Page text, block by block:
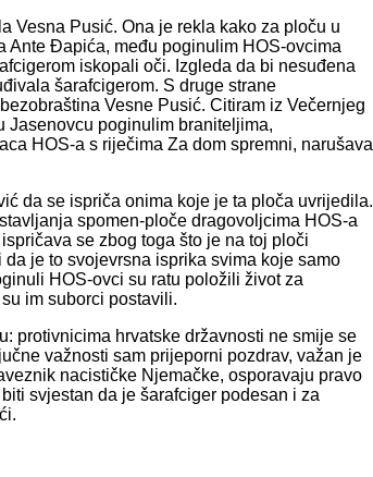
Vesna Pusić. Ona je rekla kako za ploču u
Ante Đapića, među poginulim HOS-ovcima
iskopali oči. Izgleda da bi nesuđena
šarafcigerom. S druge strane
Vesne Pusić. Citiram iz Večernjeg
Jasenovcu poginulim braniteljima,
HOS-a s riječima Za dom spremni, narušava
da se ispriča onima koje je ta ploča uvrijedila.
spomen-ploče dragovoljcima HOS-a
se zbog toga što je na toj ploči
je to svojevrsna isprika svima koje samo
HOS-ovci su ratu položili život za
im suborci postavili.
protivnicima hrvatske državnosti ne smije se
važnosti sam prijeporni pozdrav, važan je
nacističke Njemačke, osporavaju pravo
svjestan da je šarafciger podesan i za